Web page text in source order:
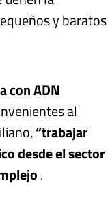
y baratos
con ADN
al
“trabajar
desde el sector
.